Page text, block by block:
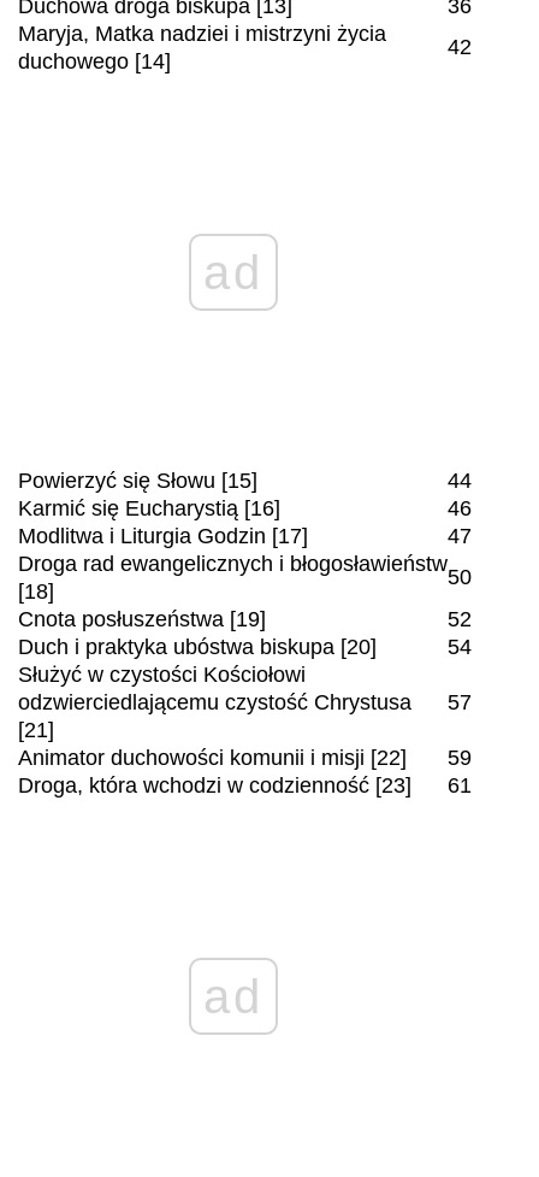
Duchowa droga biskupa [13]
36
Maryja, Matka nadziei i mistrzyni życia
duchowego [14]
42
ad
Powierzyć się Słowu [15]
44
Karmić się Eucharystią [16]
46
Modlitwa i Liturgia Godzin [17]
47
Droga rad ewangelicznych i błogosławieństw
[18]
50
Cnota posłuszeństwa [19]
52
Duch i praktyka ubóstwa biskupa [20]
54
Służyć w czystości Kościołowi
odzwierciedlającemu czystość Chrystusa
[21]
57
Animator duchowości komunii i misji [22]
59
Droga, która wchodzi w codzienność [23]
61
ad